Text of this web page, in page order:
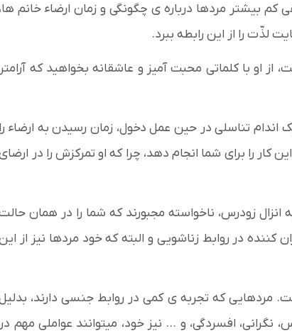
کم بیشتر مردها درباره ی چگونگی و زمان ارضاء خانم
لذّت را از این رابطه ببرد.
او با کلماتی محبت آمیز و عاشقانه بخواهید که
اندام تناسلی در حین عمل دخول، زمان رسیدن به ارضاء
کار را برای شما انجام دهد، چرا که او تمرکزش را در
و درنتیجه انزال زودرس، ناخواسته مجبورند که شما را در همان
در روابط زناشویی و البته که خود مردها نیز از
مردهایی که تجربه ی کمی در روابط جنسی دارند،
افسردگی، و … نیز خود، میتوانند عواملی مهم